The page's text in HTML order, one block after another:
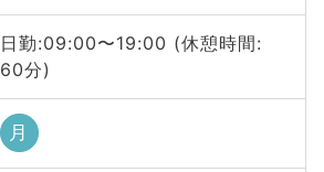
日勤:09:00〜19:00 (休憩時間:
60分)
月